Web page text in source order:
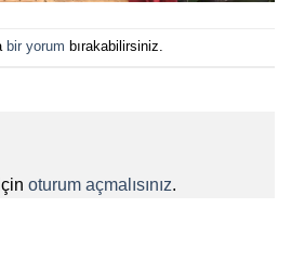
bir yorum bırakabilirsiniz.
oturum açmalısınız.